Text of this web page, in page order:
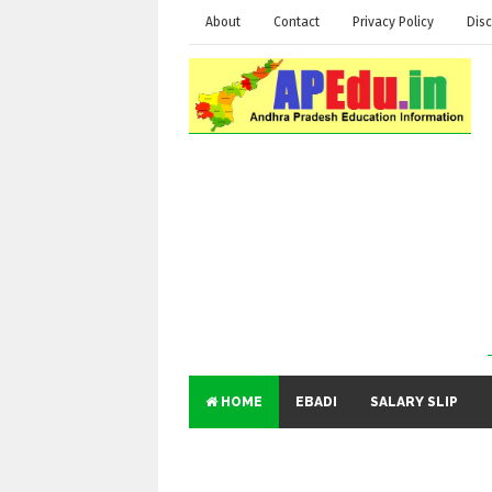
About Contact Privacy Policy
HOME EBADI SALARY SLIP